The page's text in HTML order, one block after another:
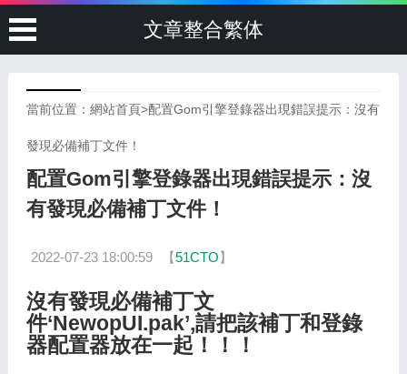
文章整合繁体
當前位置： 網站首頁>配置Gom引擎登錄器出現錯誤提示：沒有
發現必備補丁文件！
配置Gom引擎登錄器出現錯誤提示：沒
有發現必備補丁文件！
2022-07-23 18:00:59 【51CTO】
沒有發現必備補丁文
件‘NewopUI.pak’,請把該補丁和登錄
器配置器放在一起！！！​